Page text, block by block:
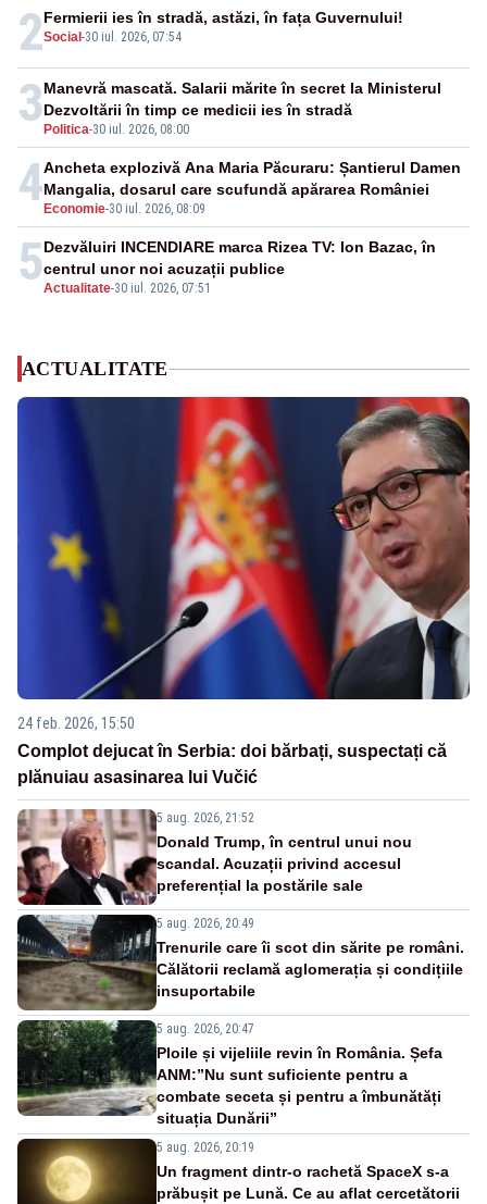
2Social -30 iul. 2026, 07:54
Fermierii ies în stradă, astăzi, în fața Guvernului!
3 Politica-30 iul. 2026, 08:00
Manevră mascată. Salarii mărite în secret la Ministerul
Dezvoltării în timp ce medicii ies în stradă
4 Economie-30 iul. 2026, 08:09
Ancheta explozivă Ana Maria Păcuraru: Șantierul Damen
Mangalia, dosarul care scufundă apărarea României
5Actualitate-30 iul. 2026, 07:51
Dezvăluiri INCENDIARE marca Rizea TV: Ion Bazac, în
centrul unor noi acuzații publice
ACTUALITATE
24 feb. 2026, 15:50
Complot dejucat în Serbia: doi bărbați, suspectați că
plănuiau asasinarea lui Vučić
5 aug. 2026, 21:52
Donald Trump, în centrul unui nou
scandal. Acuzații privind accesul
preferențial la postările sale
5 aug. 2026, 20:49
Trenurile care îi scot din sărite pe români.
Călătorii reclamă aglomerația și condițiile
insuportabile
5 aug. 2026, 20:47
Ploile și vijeliile revin în România. Șefa
ANM:”Nu sunt suficiente pentru a
combate seceta și pentru a îmbunătăți
situația Dunării”
5 aug. 2026, 20:19
Un fragment dintr-o rachetă SpaceX s-a
prăbușit pe Lună. Ce au aflat cercetătorii